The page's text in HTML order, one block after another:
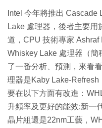
Intel 今年將推出
Lake 處理器，後者主要用
道，CPU 技術專家
Whiskey Lake 處理器（
了一番分析、預測，來看
理器是Kaby Lake-
要在以下方面有改進：
升頻率及更好的能效;新一
晶片組還是22nm工藝，